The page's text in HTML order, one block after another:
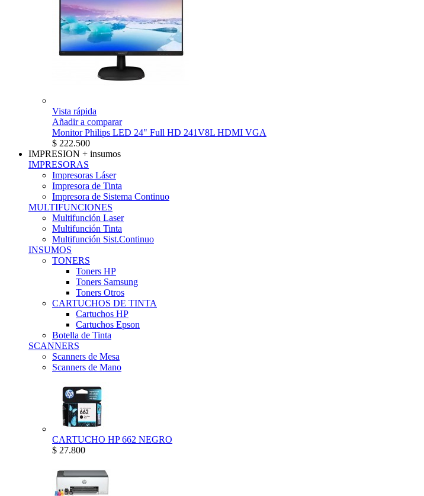
Vista rápida
Añadir a comparar
Monitor Philips LED 24" Full HD 241V8L HDMI VGA
$ 222.500
IMPRESION + insumos
IMPRESORAS
Impresoras Láser
Impresora de Tinta
Impresora de Sistema Continuo
MULTIFUNCIONES
Multifunción Laser
Multifunción Tinta
Multifunción Sist.Continuo
INSUMOS
TONERS
Toners HP
Toners Samsung
Toners Otros
CARTUCHOS DE TINTA
Cartuchos HP
Cartuchos Epson
Botella de Tinta
SCANNERS
Scanners de Mesa
Scanners de Mano
CARTUCHO HP 662 NEGRO
$ 27.800